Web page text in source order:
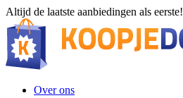
Altijd de laatste aanbiedingen als eerste!
Over ons